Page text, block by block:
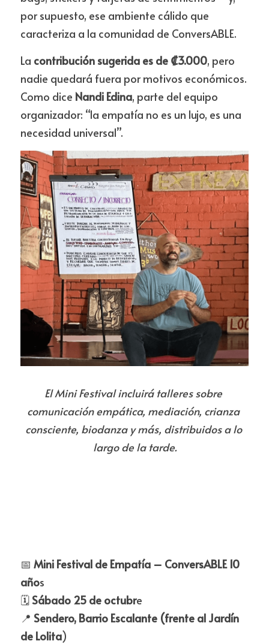
por supuesto, ese ambiente cálido que
caracteriza a la comunidad de ConversABLE.
La contribución sugerida es de ₡3.000, pero
nadie quedará fuera por motivos económicos.
Como dice Nandi Edina, parte del equipo
organizador: “la empatía no es un lujo, es una
necesidad universal”.
El Mini Festival incluirá talleres sobre
comunicación empática, mediación, crianza
consciente, biodanza y más, distribuidos a lo
largo de la tarde.
📅 Mini Festival de Empatía – ConversABLE 10
años
🗓️ Sábado 25 de octubre
📍 Sendero, Barrio Escalante (frente al Jardín
de Lolita)